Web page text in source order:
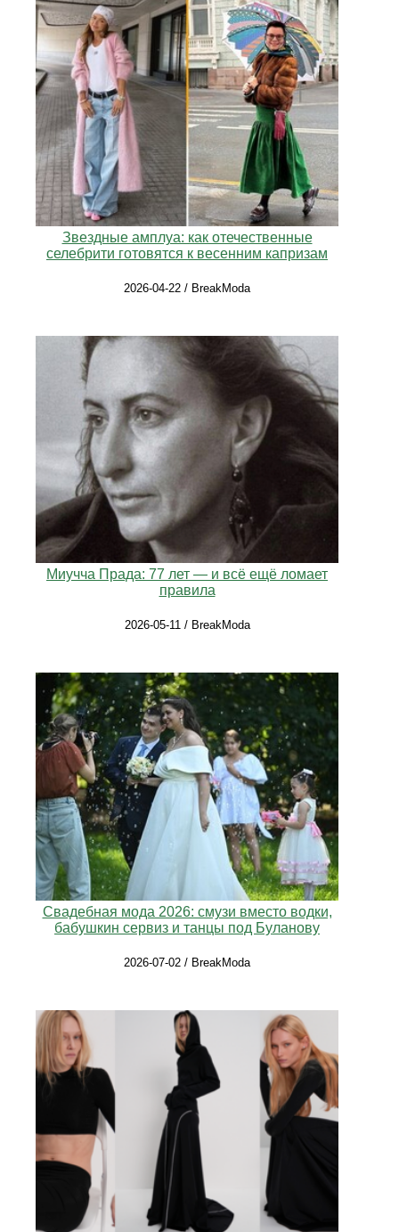
Звездные амплуа: как отечественные
селебрити готовятся к весенним капризам
2026-04-22 / BreakModa
Миучча Прада: 77 лет — и всё ещё ломает
правила
2026-05-11 / BreakModa
Свадебная мода 2026: смузи вместо водки,
бабушкин сервиз и танцы под Буланову
2026-07-02 / BreakModa